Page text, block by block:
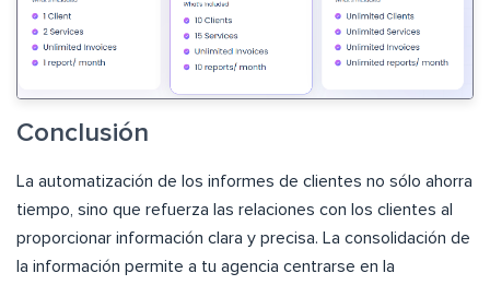
Conclusión
La automatización de los informes de clientes no sólo ahorra
tiempo, sino que refuerza las relaciones con los clientes al
proporcionar información clara y precisa. La consolidación de
la información permite a tu agencia centrarse en la